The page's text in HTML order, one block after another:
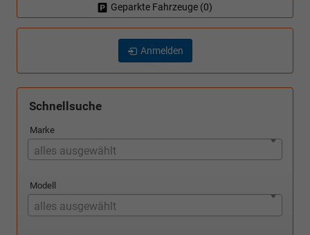
Geparkte Fahrzeuge (0)
Anmelden
Schnellsuche
Marke
alles ausgewählt
Modell
alles ausgewählt